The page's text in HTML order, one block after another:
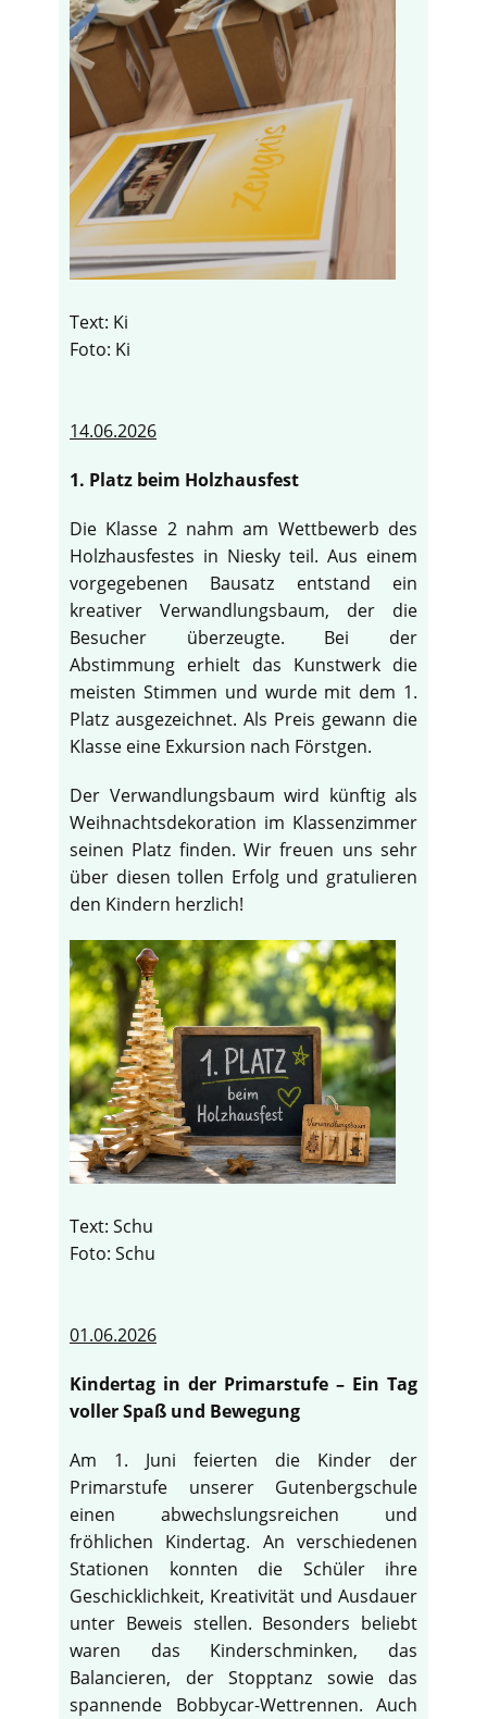
Text: Ki
Foto: Ki
14.06.2026
1. Platz beim Holzhausfest
Die Klasse 2 nahm am Wettbewerb des
Holzhausfestes in Niesky teil. Aus einem
vorgegebenen Bausatz entstand ein
kreativer Verwandlungsbaum, der die
Besucher überzeugte. Bei der
Abstimmung erhielt das Kunstwerk die
meisten Stimmen und wurde mit dem 1.
Platz ausgezeichnet. Als Preis gewann die
Klasse eine Exkursion nach Förstgen.
Der Verwandlungsbaum wird künftig als
Weihnachtsdekoration im Klassenzimmer
seinen Platz finden. Wir freuen uns sehr
über diesen tollen Erfolg und gratulieren
den Kindern herzlich!
Text: Schu
Foto: Schu
01.06.2026
Kindertag in der Primarstufe – Ein Tag
voller Spaß und Bewegung
Am 1. Juni feierten die Kinder der
Primarstufe unserer Gutenbergschule
einen abwechslungsreichen und
fröhlichen Kindertag. An verschiedenen
Stationen konnten die Schüler ihre
Geschicklichkeit, Kreativität und Ausdauer
unter Beweis stellen. Besonders beliebt
waren das Kinderschminken, das
Balancieren, der Stopptanz sowie das
spannende Bobbycar-Wettrennen. Auch